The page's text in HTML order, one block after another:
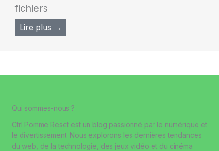
fichiers
Lire plus →
Qui sommes-nous ?
Ctrl Pomme Reset est un blog passionné par le numérique et
le divertissement. Nous explorons les dernières tendances
du web, de la technologie, des jeux vidéo et du cinéma